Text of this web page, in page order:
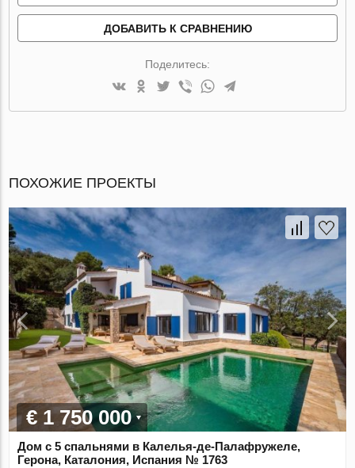
ДОБАВИТЬ К СРАВНЕНИЮ
Поделитесь:
ПОХОЖИЕ ПРОЕКТЫ
€ 1 750 000
Дом с 5 спальнями в Калелья-де-Палафружеле,
Герона, Каталония, Испания № 1763